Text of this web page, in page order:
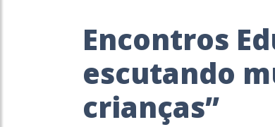
Encontros
escutando
crianças”